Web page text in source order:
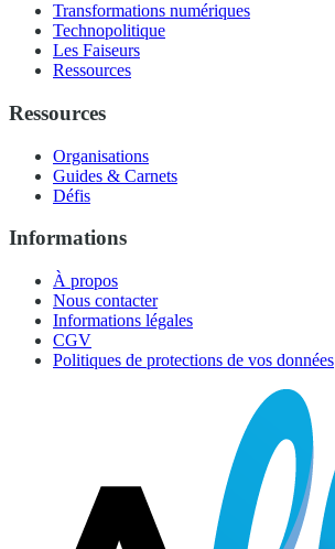
Transformations numériques
Technopolitique
Les Faiseurs
Ressources
Ressources
Organisations
Guides & Carnets
Défis
Informations
À propos
Nous contacter
Informations légales
CGV
Politiques de protections de vos données